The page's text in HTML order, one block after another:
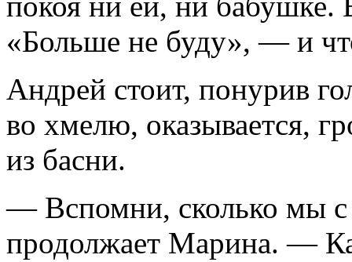
«Больше не буду», — и
Андрей стоит, понурив
во хмелю, оказывается,
из басни.
— Вспомни, сколько мы
продолжает Марина. —